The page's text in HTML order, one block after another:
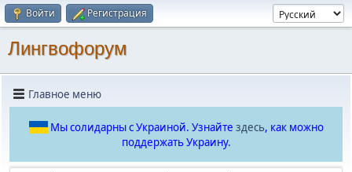
Войти Регистрация
Лингвофорум
Главное меню
Мы солидарны с Украиной. Узнайте здесь, как можно
поддержать Украину.